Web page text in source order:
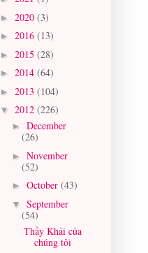
► 2020 (3)
► 2016 (13)
► 2015 (28)
► 2014 (64)
► 2013 (104)
▼ 2012 (226)
► December
(26)
► November
(52)
► October (43)
▼
September
(54)
Thầy Khải của
chúng tôi